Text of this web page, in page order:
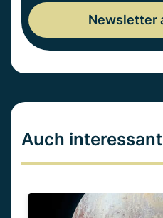
Auch interessant